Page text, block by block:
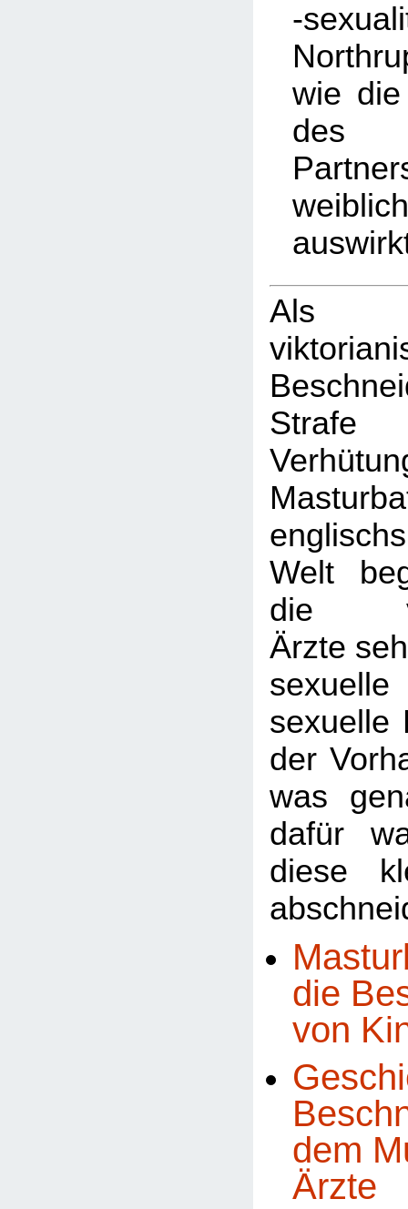
-
wie die
des
Als
Welt
die
Ärzte
sexuelle
der
was
dafür
diese
die
von
dem
Ärzte